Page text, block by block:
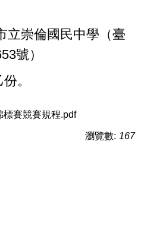
立崇倫國民中學（臺
號）
。
標賽競賽規程.pdf
瀏覽數: 167